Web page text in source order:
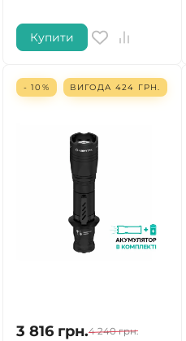
Купити
- 10% ВИГОДА 424 ГРН.
3 816 грн.4 240 грн.